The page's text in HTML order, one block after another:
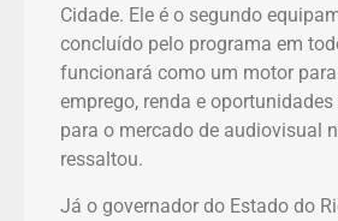
Cidade. Ele é o segundo
concluído pelo programa em
funcionará como um motor
emprego, renda e
para o mercado de audiovisual
ressaltou.
Já o governador do Estado do